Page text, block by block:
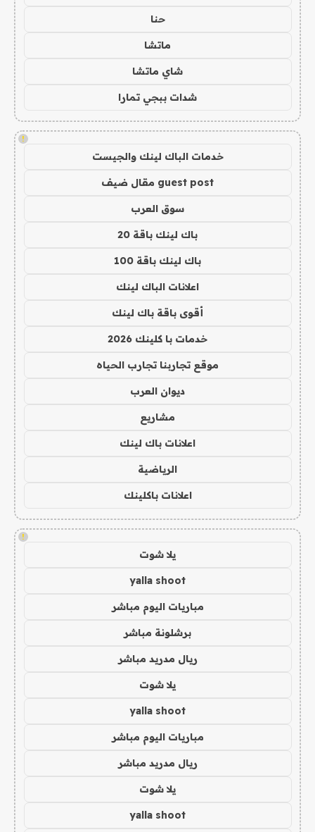
حنا
ماتشا
شاي ماتشا
شدات ببجي تمارا
!
خدمات الباك لينك والجيست
guest post مقال ضيف
سوق العرب
باك لينك باقة 20
باك لينك باقة 100
اعلانات الباك لينك
أقوى باقة باك لينك
خدمات با كلينك 2026
موقع تجاربنا تجارب الحياه
ديوان العرب
مشاريع
اعلانات باك لينك
الرياضية
اعلانات باكلينك
!
يلا شوت
yalla shoot
مباريات اليوم مباشر
برشلونة مباشر
ريال مدريد مباشر
يلا شوت
yalla shoot
مباريات اليوم مباشر
ريال مدريد مباشر
يلا شوت
yalla shoot